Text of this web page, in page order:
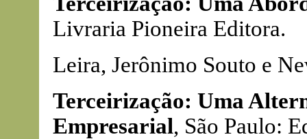
Livraria Pioneira Editora.
Leira, Jerônimo Souto e
Terceirização: Uma
Empresarial, São Paulo: